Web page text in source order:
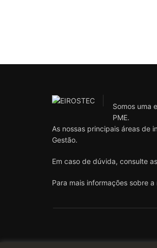
Somos uma
PME.
As nossas principais áreas de
Gestão.
Em caso de dúvida, consulte
Para mais informações sobre a